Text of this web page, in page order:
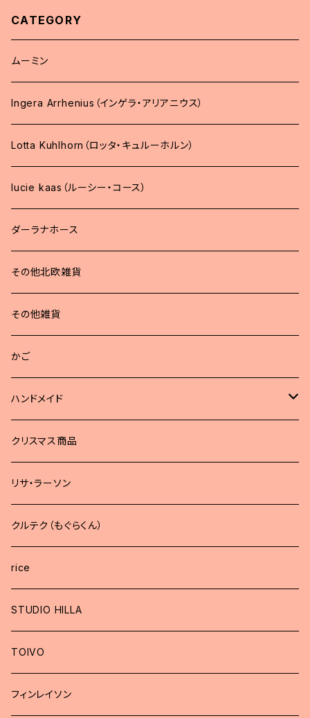
CATEGORY
ムーミン
Ingera Arrhenius（インゲラ・アリアニウス）
Lotta Kuhlhorn（ロッタ・キュルーホルン）
lucie kaas（ルーシー・コース）
ダーラナホース
その他北欧雑貨
その他雑貨
かご
ハンドメイド
どうぶつブローチ
クリスマス商品
リサ・ラーソン
クルテク（もぐらくん）
rice
STUDIO HILLA
TOIVO
フィンレイソン